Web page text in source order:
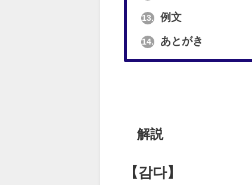
13. 例文
14. あとがき
解説
【감다】